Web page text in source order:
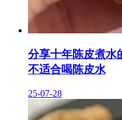
分享十年陈皮煮水
不适合喝陈皮水
25-07-28